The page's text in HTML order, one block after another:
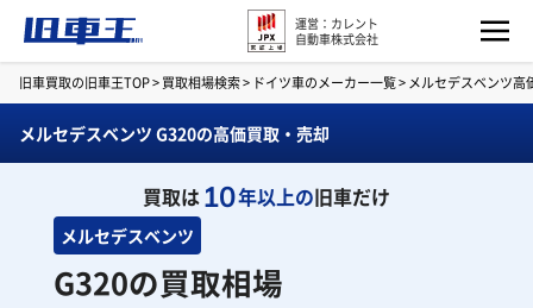
運営：カレント
自動車株式会社
旧車買取の旧車王TOP>買取相場検索> ドイツ車のメーカー一覧> メルセデスベンツ高
メルセデスベンツ G320の高価買取・売却
買取は10年以上の旧車だけ
メルセデスベンツ
G320の買取相場